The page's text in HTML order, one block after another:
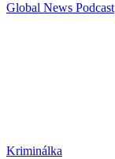
Global News Podcast
Kriminálka